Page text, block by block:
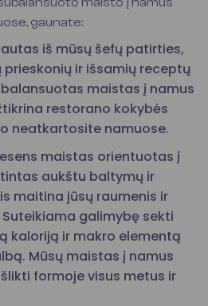
gaunate:
iš mūsų šefų patirties,
ir išsamių receptų
maistas į namus
restorano kokybės
neatkartosite namuose.
maistas orientuotas į
aukštu baltymų ir
maitina jūsų raumenis ir
galimybę sekti
kaloriją ir makro elementą
Mūsų maistas į namus
formoje visus metus ir